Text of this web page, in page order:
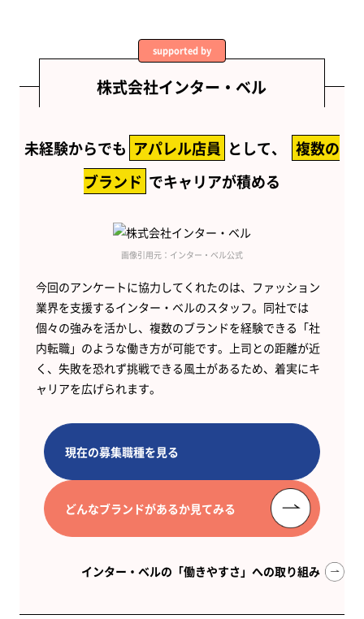
supported by
株式会社インター・ベル
未経験からでも アパレル店員 として、
複数の
ブランド でキャリアが積める
画像引用元：インター・ベル公式
今回のアンケートに協力してくれたのは、ファッション
業界を支援するインター・ベルのスタッフ。同社では
個々の強みを活かし、複数のブランドを経験できる「社
内転職」のような働き方が可能です。上司との距離が近
く、失敗を恐れず挑戦できる風土があるため、着実にキ
ャリアを広げられます。
現在の募集職種を見る
どんなブランドがあるか見てみる
インター・ベルの「働きやすさ」への取り組み